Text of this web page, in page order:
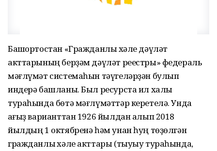
Башҡортостан «Гражданлыҡ хәле дәүләт
акттарының берҙәм дәүләт реестры» федераль
мәғлүмәт системаһын тәүгеләрҙән булып
индерә башланы. Был ресурста ил халҡы
тураһында бөтә мәғлүмәттәр керетелә. Унда
ҡағыҙ варианттан 1926 йылдан алып 2018
йылдың 1 октябренә һәм унан һуң төҙөлгән
гражданлыҡ хәле акттары (тыуыу тураһында,